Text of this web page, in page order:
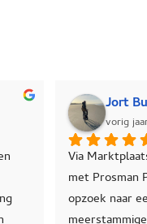
vorig jaar
tevreden met de hulp,
advies en de planten en de
van Pieter.